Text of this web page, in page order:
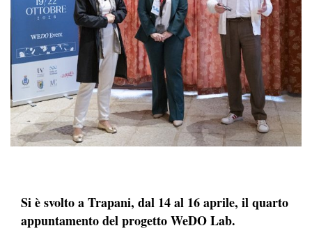
Si è svolto a Trapani, dal 14 al 16 aprile, il quarto
appuntamento del progetto WeDO Lab.